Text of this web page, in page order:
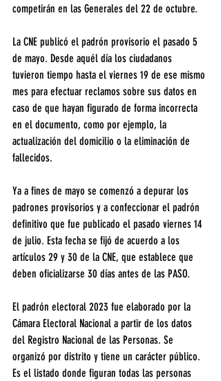
competirán en las Generales del 22 de octubre.
La CNE publicó el padrón provisorio el pasado 5
de mayo. Desde aquél día los ciudadanos
tuvieron tiempo hasta el viernes 19 de ese mismo
mes para efectuar reclamos sobre sus datos en
caso de que hayan figurado de forma incorrecta
en el documento, como por ejemplo, la
actualización del domicilio o la eliminación de
fallecidos.
Ya a fines de mayo se comenzó a depurar los
padrones provisorios y a confeccionar el padrón
definitivo que fue publicado el pasado viernes 14
de julio. Esta fecha se fijó de acuerdo a los
artículos 29 y 30 de la CNE, que establece que
deben oficializarse 30 días antes de las PASO.
El padrón electoral 2023 fue elaborado por la
Cámara Electoral Nacional a partir de los datos
del Registro Nacional de las Personas. Se
organizó por distrito y tiene un carácter público.
Es el listado donde figuran todas las personas